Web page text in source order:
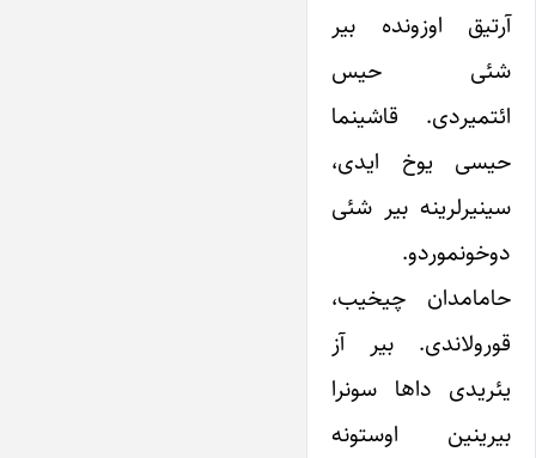
آرتیق اوزونده بیر
شئی حیس
ائتمیردی. قاشینما
حیسی یوخ ایدی،
سینیرلرینه بیر شئی
دوخونموردو.
حامامدان چیخیب،
قورولاندی. بیر آز
یئریدی داها سونرا
بیرینین اوستونه